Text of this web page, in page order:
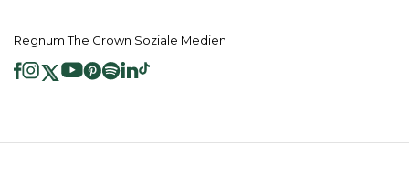
Regnum The Crown Soziale Medien